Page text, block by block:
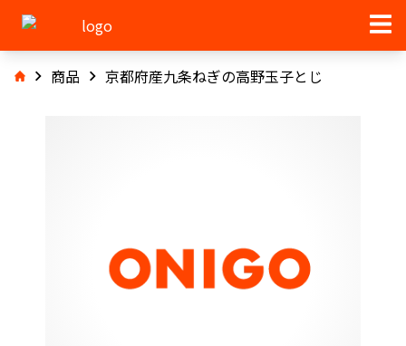
商品 京都府産九条ねぎの高野玉子とじ